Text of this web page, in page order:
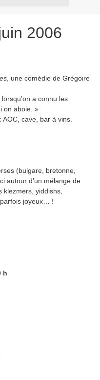
2006
, une comédie de Grégoire
a connu les
on aboie. »
cave, bar à vins.
(bulgare, bretonne,
autour d’un mélange de
klezmers, yiddishs,
joyeux… !
h